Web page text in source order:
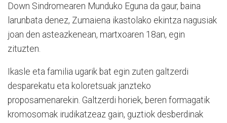
Down Sindromearen Munduko Eguna da gaur, baina
larunbata denez, Zumaiena ikastolako ekintza nagusiak
joan den asteazkenean, martxoaren 18an, egin
zituzten.
Ikasle eta familia ugarik bat egin zuten galtzerdi
desparekatu eta koloretsuak janzteko
proposamenarekin. Galtzerdi horiek, beren formagatik
kromosomak irudikatzeaz gain, guztiok desberdinak